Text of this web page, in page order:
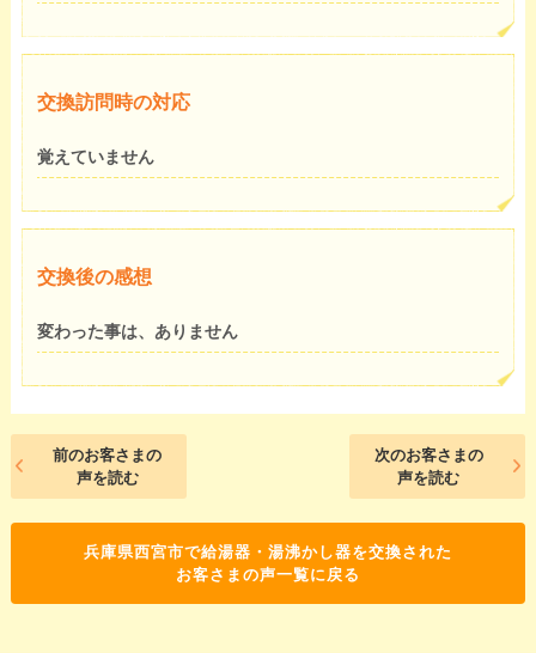
交換訪問時の対応
覚えていません
交換後の感想
変わった事は、ありません
前のお客さまの
声を読む
次のお客さまの
声を読む
兵庫県西宮市で給湯器・湯沸かし器を交換された
お客さまの声一覧に戻る